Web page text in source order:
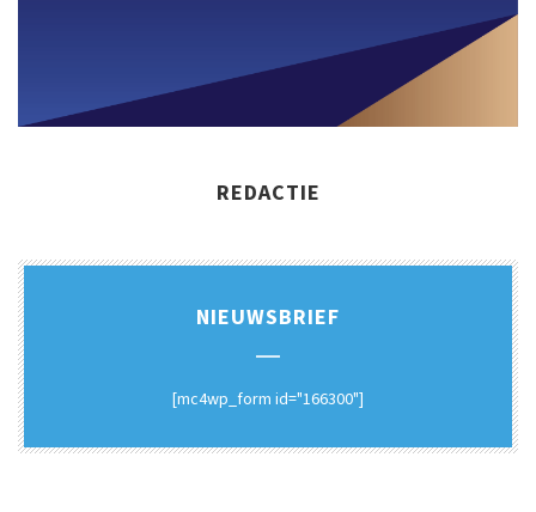
REDACTIE
NIEUWSBRIEF
[mc4wp_form id="166300"]